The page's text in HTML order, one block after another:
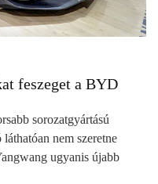
feszeget a BYD
sorozatgyártású
nem szeretne
ugyanis újabb